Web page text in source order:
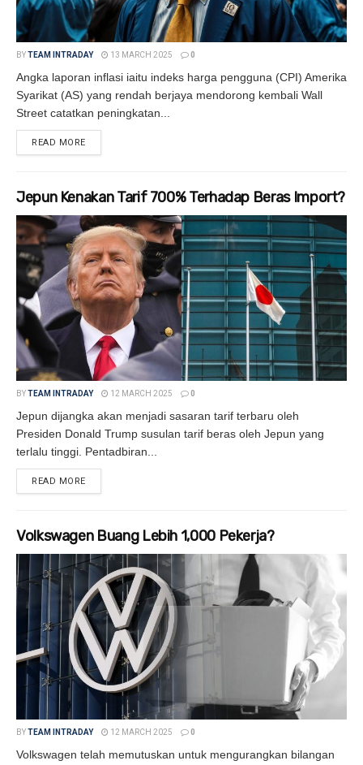
BYTEAM INTRADAY 13 MARCH 2025 0
Angka laporan inflasi iaitu indeks harga pengguna (CPI) Amerika
Syarikat (AS) yang rendah berjaya mendorong kembali Wall
Street catatkan peningkatan...
READ MORE
Jepun Kenakan Tarif 700% Terhadap Beras Import?
BYTEAM INTRADAY 12 MARCH 2025 0
Jepun dijangka akan menjadi sasaran tarif terbaru oleh
Presiden Donald Trump susulan tarif beras oleh Jepun yang
terlalu tinggi. Pentadbiran...
READ MORE
Volkswagen Buang Lebih 1,000 Pekerja?
BYTEAM INTRADAY 12 MARCH 2025 0
Volkswagen telah memutuskan untuk mengurangkan bilangan